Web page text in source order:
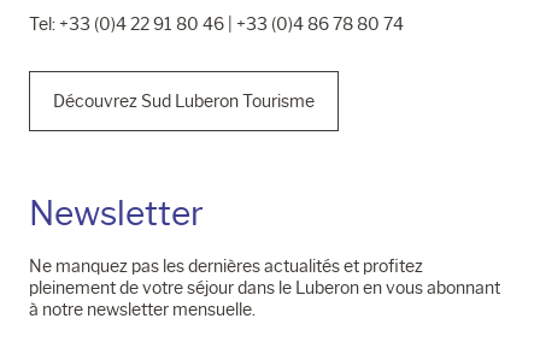
Tel: +33 (0)4 22 91 80 46 | +33 (0)4 86 78 80 74
Découvrez Sud Luberon Tourisme
Newsletter
Ne manquez pas les dernières actualités et profitez
pleinement de votre séjour dans le Luberon en vous abonnant
à notre newsletter mensuelle.